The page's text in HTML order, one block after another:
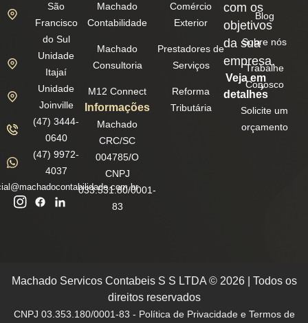
com os
objetivos
da sua
empresa.
Veja em
detalhes
São
Francisco
do Sul
Unidade
Itajaí
Unidade
Joinville
(47) 3444-
0640
(47) 9972-
4037
Machado
Contabilidade
Machado
Consultoria
M12 Connect
Informações
Machado
CRC/SC
004785/O
CNPJ
033.531.80/0001-
83
Comércio
Exterior
Prestadores de
Serviços
Reforma
Tributária
Blog
Sobre nós
Trabalhe
Conosco
Solicite um
orçamento
Machado Servicos Contabeis S S LTDA © 2026 | Todos os
direitos reservados
CNPJ 03.353.180/0001-83 - Política de Privacidade e Termos de